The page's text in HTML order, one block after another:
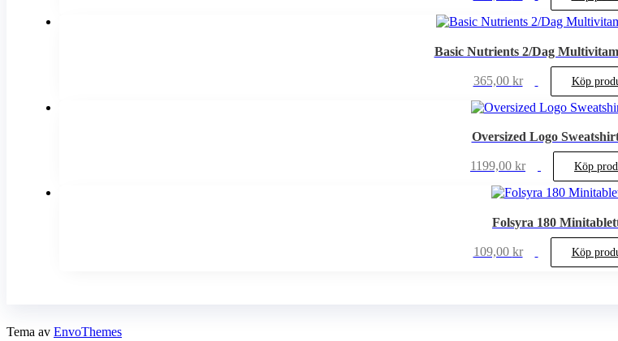
Basic Nutrients 2/Dag
365,00 kr Köp
Oversized Logo
1199,00 kr Köp
Folsyra 180
109,00 kr Köp
Tema av EnvoThemes